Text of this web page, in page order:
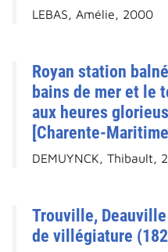
LEBAS, Amélie, 2000
Royan station
bains de mer et le
aux heures
[Charente-
DEMUYNCK, Thibault,
Trouville,
de villégiature